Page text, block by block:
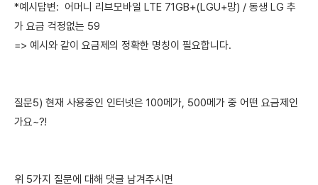
*예시답변: 어머니 리브모바일 LTE 71GB+(LGU+망) / 동생 LG 추
가 요금 걱정없는 59
=> 예시와 같이 요금제의 정확한 명칭이 필요합니다.
질문5) 현재 사용중인 인터넷은 100메가, 500메가 중 어떤 요금제인
가요~?!
위 5가지 질문에 대해 댓글 남겨주시면